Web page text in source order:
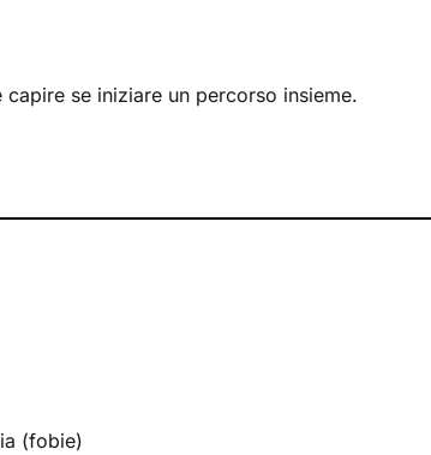
se iniziare un percorso insieme.
(fobie)